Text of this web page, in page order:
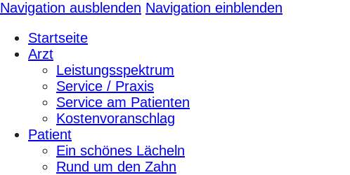
Navigation ausblenden Navigation einblenden
Startseite
Arzt
Leistungsspektrum
Service / Praxis
Service am Patienten
Kostenvoranschlag
Patient
Ein schönes Lächeln
Rund um den Zahn